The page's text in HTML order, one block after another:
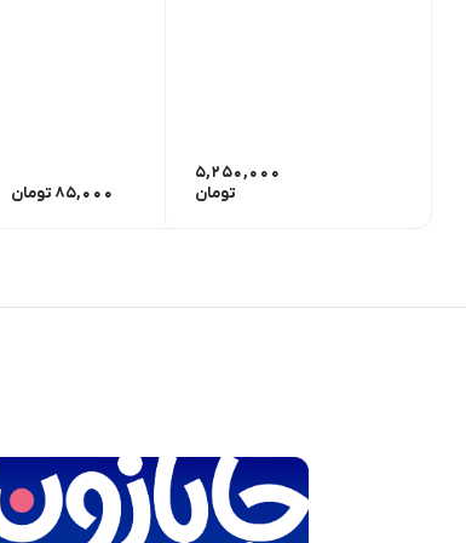
5,250,000
تومان
85,000 تومان